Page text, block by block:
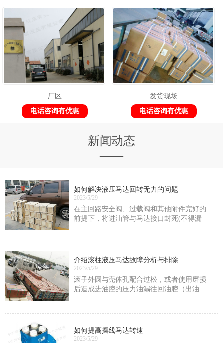
厂区
电话咨询有优惠
发货现场
电话咨询有优惠
新闻动态
——
如何解决液压马达回转无力的问题
2023/5/29
在主回路安全阀、过载阀和其他附件完好的
前提下，将进油管与马达接口封死(不得漏
介绍滚柱液压马达故障分析与排除
2023/5/29
滚子外圆与壳体孔配合过松，或者使用磨损
后造成进油腔的压力油漏往回油腔（出油
如何提高摆线马达转速
2023/5/29